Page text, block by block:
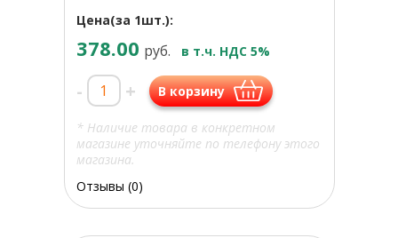
Цена(за 1шт.):
378.00 руб. в т.ч. НДС 5%
- + В корзину
* Наличие товара в конкретном
магазине уточняйте по телефону этого
магазина.
Отзывы (0)